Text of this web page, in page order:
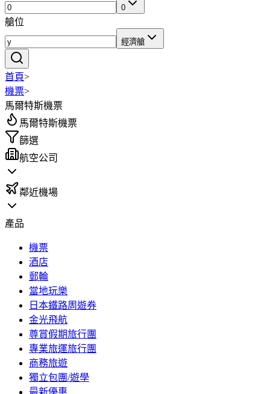
0
艙位
經濟艙
首頁>
機票>
馬爾特斯機票
馬爾特斯機票
篩選
航空公司
鄰近機場
產品
機票
酒店
郵輪
當地玩樂
日本鐵路周遊券
金光飛航
尊賞假期旅行團
專業旅運旅行團
商務旅遊
獨立包團/遊學
最新優惠